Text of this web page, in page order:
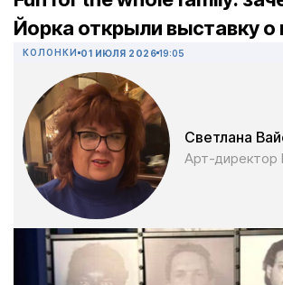
Йорка открыли выставку о
КОЛОНКИ 01 ИЮЛЯ 2026 19:05
Светлана
Арт-директор